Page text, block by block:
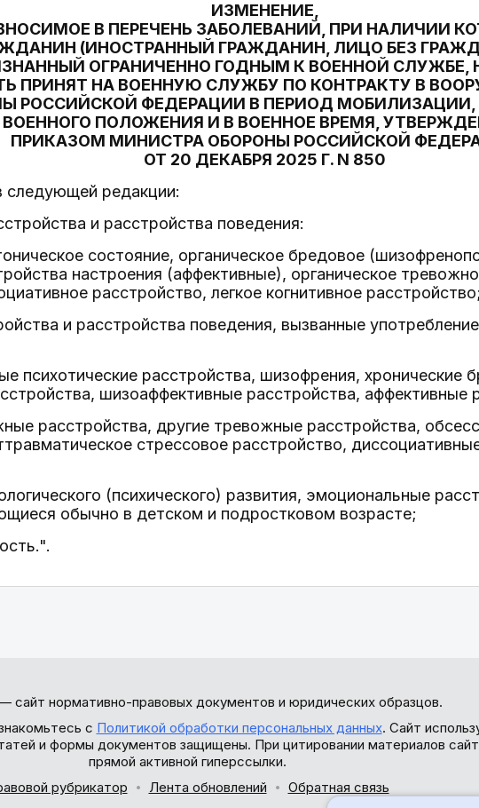
ИЗМЕНЕНИЕ,
В ПЕРЕЧЕНЬ ЗАБОЛЕВАНИЙ, ПРИ НАЛИЧИИ
(ИНОСТРАННЫЙ ГРАЖДАНИН, ЛИЦО БЕЗ
ОГРАНИЧЕННО ГОДНЫМ К ВОЕННОЙ СЛУЖБЕ,
ПРИНЯТ НА ВОЕННУЮ СЛУЖБУ ПО КОНТРАКТУ В
РОССИЙСКОЙ ФЕДЕРАЦИИ В ПЕРИОД МОБИЛИЗАЦИИ,
ВОЕННОГО ПОЛОЖЕНИЯ И В ВОЕННОЕ ВРЕМЯ,
ПРИКАЗОМ МИНИСТРА ОБОРОНЫ РОССИЙСКОЙ
ОТ 20 ДЕКАБРЯ 2025 Г. N 850
следующей редакции:
и расстройства поведения:
состояние, органическое бредовое
настроения (аффективные), органическое
расстройство, легкое когнитивное расстройство;
и расстройства поведения, вызванные
психотические расстройства, шизофрения, хронические
шизоаффективные расстройства, аффективные
расстройства, другие тревожные расстройства,
стрессовое расстройство,
(психического) развития, эмоциональные
обычно в детском и подростковом возрасте;
сайт нормативно-правовых документов и юридических образцов.
с Политикой обработки персональных данных. Сайт
и формы документов защищены. При цитировании материалов
прямой активной гиперссылки.
рубрикатор
Лента обновлений
Обратная связь